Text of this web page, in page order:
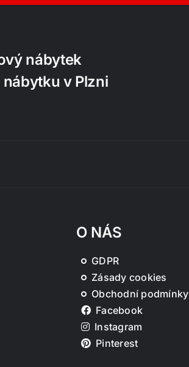
nábytek
nábytku v Plzni
O NÁS
GDPR
Zásady cookies
Obchodní podmínky
Facebook
Instagram
Pinterest